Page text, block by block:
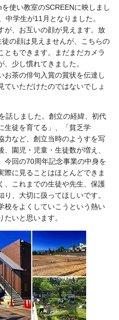
使い教室のSCREENに映しまし
中学生が11月となりました。
が、お互いの顔が見えます。放
の顔は見えませんが、こちらの
ともできます。まだまだカメラ
少し慣れてきました。
お茶の俳句入賞の賞状を伝達し
ていただけたのではないでしょ
話しました。創立の経緯、初代
生徒を育てる」、「貧乏学
力など、創立当時のようすを写
園児・児童・生徒数が増え、
今回の70周年記念事業の中身を
際に見ることはほとんどできま
、これまでの生徒や先生、保護
、大切に扱ってほしいです。
校をよくしていこうという熱い
いと思います。